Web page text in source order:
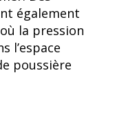
également
la pression
l’espace
poussière